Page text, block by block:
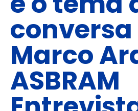
Marco
ASBRAM